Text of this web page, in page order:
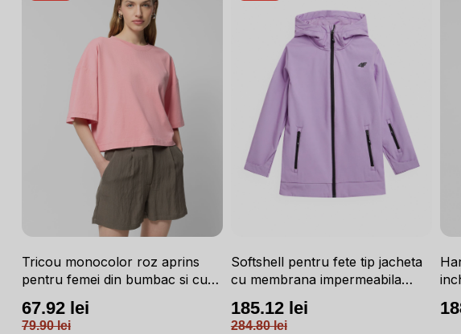
Tricou monocolor roz aprins
pentru femei din bumbac si cu
croiala boxy OUTHORN
79.90 lei
67.92 lei
Softshell pentru fete tip jacheta
cu membrana impermeabila
NEODRY 5 000 si permis de schi
roz / 4F JUNIOR
284.80 lei
185.12 lei